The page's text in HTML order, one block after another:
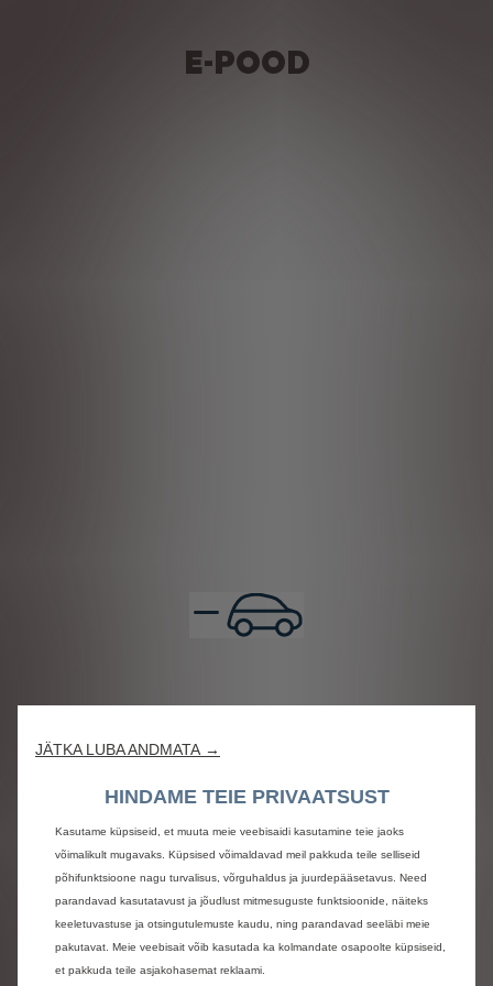
E-POOD
JÄTKA LUBA ANDMATA →
HINDAME TEIE PRIVAATSUST
Kasutame küpsiseid, et muuta meie veebisaidi kasutamine teie jaoks
võimalikult mugavaks. Küpsised võimaldavad meil pakkuda teile selliseid
põhifunktsioone nagu turvalisus, võrguhaldus ja juurdepääsetavus. Need
parandavad kasutatavust ja jõudlust mitmesuguste funktsioonide, näiteks
keeletuvastuse ja otsingutulemuste kaudu, ning parandavad seeläbi meie
pakutavat. Meie veebisait võib kasutada ka kolmandate osapoolte küpsiseid,
et pakkuda teile asjakohasemat reklaami.